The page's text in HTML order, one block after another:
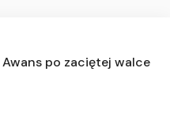
Awans po zaciętej walce